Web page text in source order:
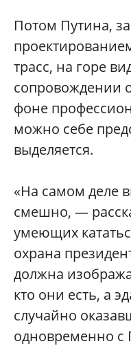
Потом Путина,
трасс, на горе
сопровождении
фоне
можно себе
выделяется.
«На самом деле
смешно, —
умеющих
охрана
должна
кто они есть, а
случайно
одновременно